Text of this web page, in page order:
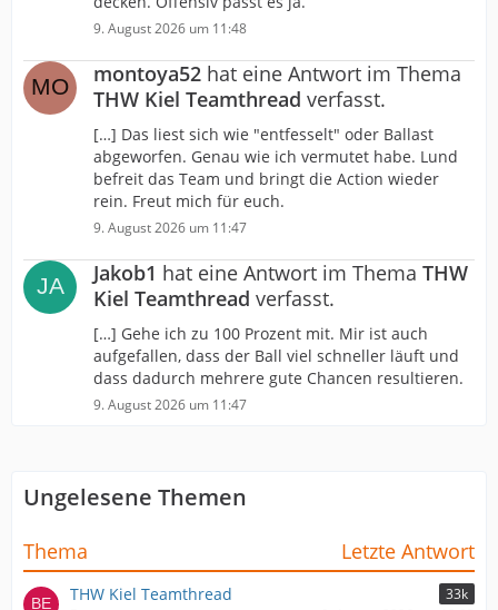
9. August 2026 um 11:48
montoya52 hat eine Antwort im Thema
THW Kiel Teamthread verfasst.
[…] Das liest sich wie "entfesselt" oder Ballast
abgeworfen. Genau wie ich vermutet habe. Lund
befreit das Team und bringt die Action wieder
rein. Freut mich für euch.
9. August 2026 um 11:47
Jakob1 hat eine Antwort im Thema THW
Kiel Teamthread verfasst.
[…] Gehe ich zu 100 Prozent mit. Mir ist auch
aufgefallen, dass der Ball viel schneller läuft und
dass dadurch mehrere gute Chancen resultieren.
9. August 2026 um 11:47
Ungelesene Themen
Thema Letzte Antwort
THW Kiel Teamthread
33k